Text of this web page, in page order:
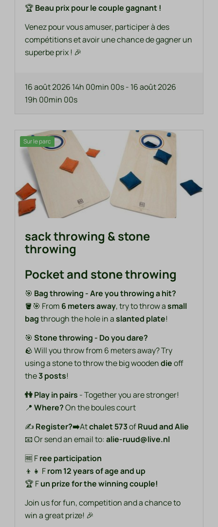
🏆 Beau prix pour le couple gagnant !
Venez pour vous amuser, participer à des
compétitions et avoir une chance de gagner un
superbe prix ! 🎉
16 août 2026 14h 00min 00s- 16 août 2026
19h 00min 00s
Sur le parc
sack throwing & stone
throwing
Pocket and stone throwing
🎯 Bag throwing - Are you throwing a hit?
🪣🎯 From 6 meters away, try to throw asmall
bagthrough the hole in aslanted plate!
🎯Stone throwing - Do you dare?
🪨 Will you throw from 6 meters away? Try
using a stone to throw the big woodendieoff
the3 posts!
👫 Play in pairs - Together you are stronger!
📍Where?On the boules court
✍️ Register?➡️Atchalet 573ofRuud and Alie
📧 Or send an email to:alie-ruud@live.nl
🆓 Free participation
👦👧 From 12 years of age and up
🏆 Fun prize for the winning couple!
Join us for fun, competition and a chance to
win a great prize! 🎉